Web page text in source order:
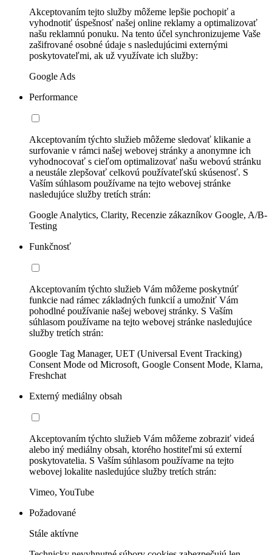
Akceptovaním tejto služby môžeme lepšie pochopiť a
vyhodnotiť úspešnosť našej online reklamy a optimalizovať
našu reklamnú ponuku. Na tento účel synchronizujeme Vaše
zašifrované osobné údaje s nasledujúcimi externými
poskytovateľmi, ak už využívate ich služby:
Google Ads
Performance
Akceptovaním týchto služieb môžeme sledovať klikanie a
surfovanie v rámci našej webovej stránky a anonymne ich
vyhodnocovať s cieľom optimalizovať našu webovú stránku
a neustále zlepšovať celkovú používateľskú skúsenosť. S
Vaším súhlasom používame na tejto webovej stránke
nasledujúce služby tretích strán:
Google Analytics, Clarity, Recenzie zákazníkov Google, A/B-
Testing
Funkčnosť
Akceptovaním týchto služieb Vám môžeme poskytnúť
funkcie nad rámec základných funkcií a umožniť Vám
pohodlné používanie našej webovej stránky. S Vaším
súhlasom používame na tejto webovej stránke nasledujúce
služby tretích strán:
Google Tag Manager, UET (Universal Event Tracking)
Consent Mode od Microsoft, Google Consent Mode, Klarna,
Freshchat
Externý mediálny obsah
Akceptovaním týchto služieb Vám môžeme zobraziť videá
alebo iný mediálny obsah, ktorého hostiteľmi sú externí
poskytovatelia. S Vaším súhlasom používame na tejto
webovej lokalite nasledujúce služby tretích strán:
Vimeo, YouTube
Požadované
Stále aktívne